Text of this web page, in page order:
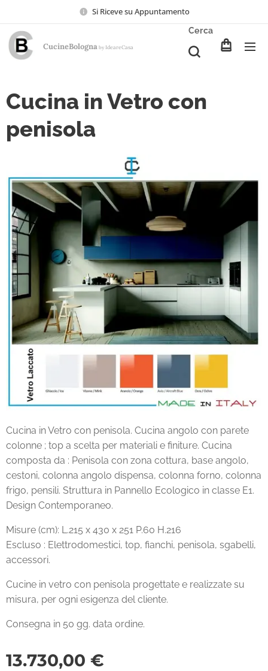
Si Riceve su Appuntamento
CucineBologna by IdeareCasa
Cerca
Cucina in Vetro con
penisola
Cucina in Vetro con penisola. Cucina angolo con parete
colonne ; top a scelta per materiali e finiture. Cucina
composta da : Penisola con zona cottura, base angolo,
cestoni, colonna angolo dispensa, colonna forno, colonna
frigo, pensili. Struttura in Pannello Ecologico in classe E1.
Design Contemporaneo.
Misure (cm): L.215 x 430 x 251 P.60 H.216
Escluso : Elettrodomestici, top, fianchi, penisola, sgabelli,
accessori.
Cucine in vetro con penisola progettate e realizzate su
misura, per ogni esigenza del cliente.
Consegna in 50 gg. data ordine.
13.730,00 €